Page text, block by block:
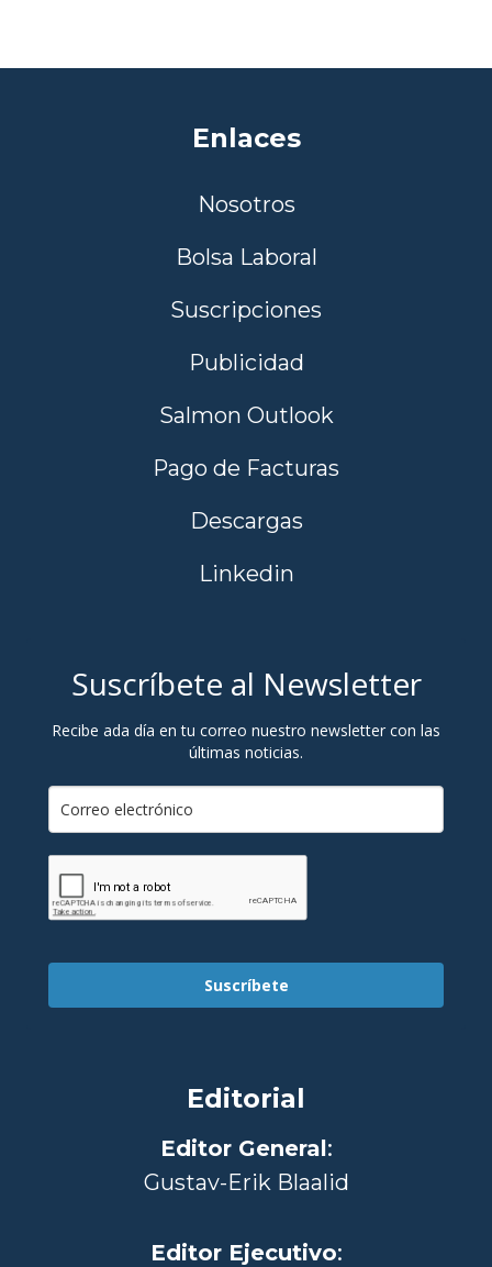
Enlaces
Nosotros
Bolsa Laboral
Suscripciones
Publicidad
Salmon Outlook
Pago de Facturas
Descargas
Linkedin
Suscríbete al Newsletter
Recibe ada día en tu correo nuestro newsletter con las
últimas noticias.
Suscríbete
Editorial
Editor General:
Gustav-Erik Blaalid
Editor Ejecutivo: